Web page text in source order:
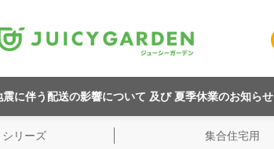
震に伴う配送の影響について 及び 夏季休業のお知らせ
リーズ 集合住宅用